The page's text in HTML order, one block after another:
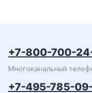
+7-800-700-
Многоканальный
+7-495-785-